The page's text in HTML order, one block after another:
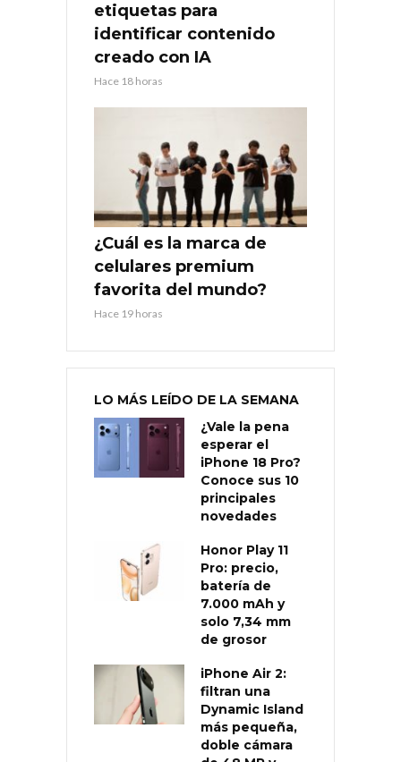
etiquetas para
identificar contenido
creado con IA
Hace 18 horas
¿Cuál es la marca de
celulares premium
favorita del mundo?
Hace 19 horas
LO MÁS LEÍDO DE LA SEMANA
¿Vale la pena
esperar el
iPhone 18 Pro?
Conoce sus 10
principales
novedades
Honor Play 11
Pro: precio,
batería de
7.000 mAh y
solo 7,34 mm
de grosor
iPhone Air 2:
filtran una
Dynamic Island
más pequeña,
doble cámara